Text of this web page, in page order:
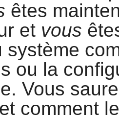
êtes
et vous
système
ou la
Vous
comment